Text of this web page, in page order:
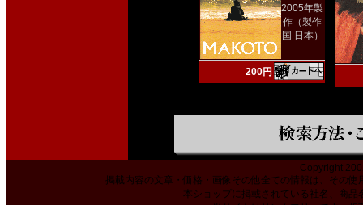
2005年製
作（製作
国 日本）
200円
Copyright
掲載内容の文章・価格・画像その他全ての情報は、その
本ショップに掲載されている社名、商